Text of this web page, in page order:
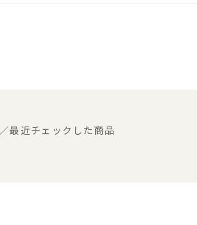
／最近チェックした商品